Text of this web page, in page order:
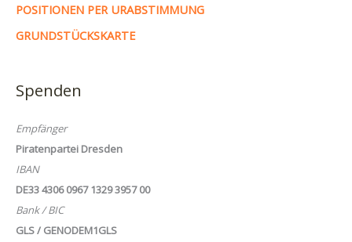
POSITIONEN PER URABSTIMMUNG
GRUNDSTÜCKSKARTE
Spenden
Empfänger
Piratenpartei Dresden
IBAN
DE33 4306 0967 1329 3957 00
Bank / BIC
GLS / GENODEM1GLS